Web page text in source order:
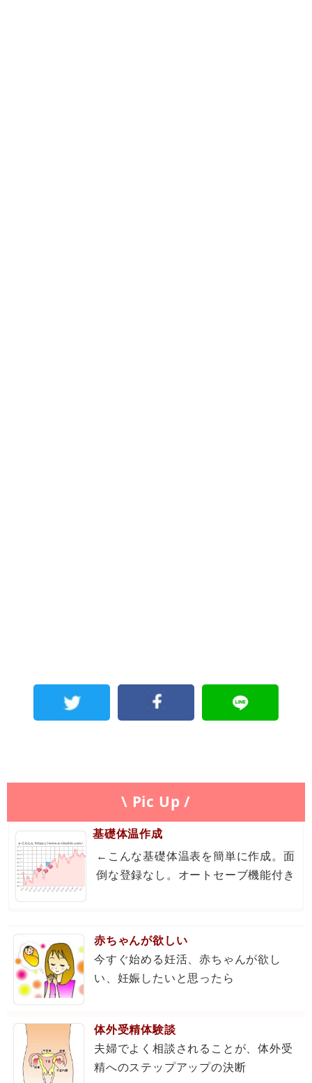
\ Pic Up /
基礎体温作成
←こんな基礎体温表を簡単に作成。面
倒な登録なし。オートセーブ機能付き
赤ちゃんが欲しい
今すぐ始める妊活、赤ちゃんが欲し
い、妊娠したいと思ったら
体外受精体験談
夫婦でよく相談されることが、体外受
精へのステップアップの決断